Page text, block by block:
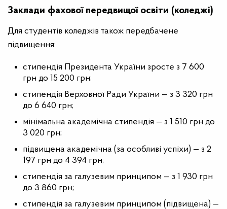
Заклади фахової передвищої освіти (коледжі)
Для студентів коледжів також передбачене
підвищення:
стипендія Президента України зросте з 7 600
грн до 15 200 грн;
стипендія Верховної Ради України — з 3 320 грн
до 6 640 грн;
мінімальна академічна стипендія — з 1 510 грн до
3 020 грн;
підвищена академічна (за особливі успіхи) — з 2
197 грн до 4 394 грн;
стипендія за галузевим принципом — з 1 930 грн
до 3 860 грн;
стипендія за галузевим принципом (підвищена) —